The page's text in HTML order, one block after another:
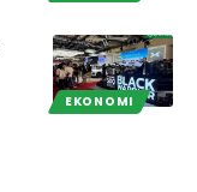
EKONOMI